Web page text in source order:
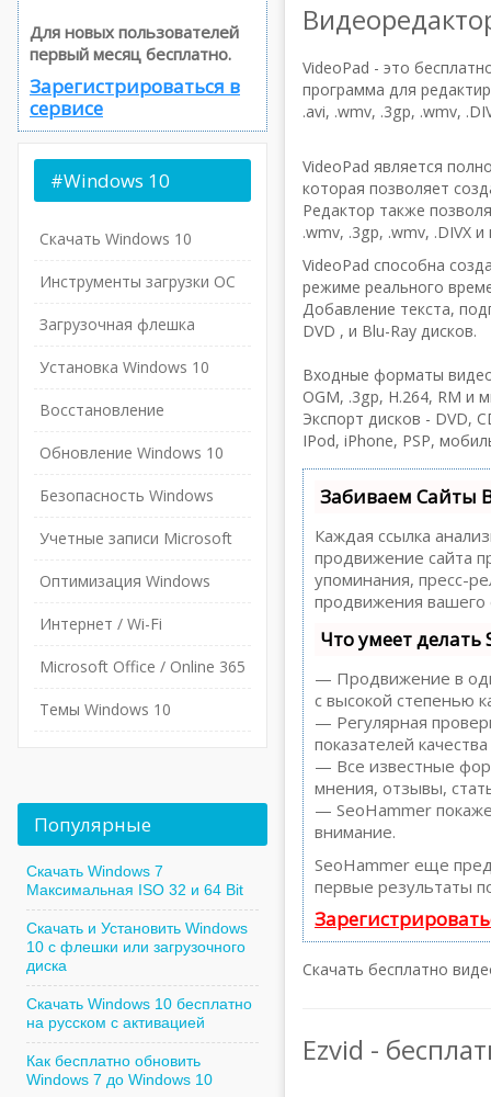
VideoPad - это
программа для
.avi, .wmv, .3gp, .wmv,
VideoPad является
которая позволяет
Редактор также
.wmv, .3gp, .wmv, .DIVX и
VideoPad способна
режиме реального
Добавление текста,
DVD , и Blu-Ray дисков.
Входные форматы видео
OGM, .3gp, H.264, RM и
Экспорт дисков - DVD,
IPod, iPhone, PSP,
Забиваем Сайты
Каждая ссылка
продвижение сайта
упоминания, пресс-
продвижения вашего
Что умеет делать
— Продвижение в
с высокой степенью
— Регулярная
показателей
— Все известные
мнения, отзывы,
— SeoHammer
внимание.
SeoHammer еще
первые результаты
Скачать бесплатно
Ezvid -
Для новых пользователей
первый месяц бесплатно.
Зарегистрироваться в
сервисе
#Windows 10
Скачать Windows 10
Инструменты загрузки ОС
Загрузочная флешка
Установка Windows 10
Восстановление
Обновление Windows 10
Безопасность Windows
Учетные записи Microsoft
Оптимизация Windows
Интернет / Wi-Fi
Microsoft Office / Online 365
Темы Windows 10
Популярные
Скачать Windows 7
Максимальная ISO 32 и 64 Bit
Скачать и Установить Windows
10 с флешки или загрузочного
диска
Скачать Windows 10 бесплатно
на русском с активацией
Как бесплатно обновить
Windows 7 до Windows 10